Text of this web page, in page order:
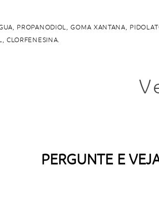
PROPANODIOL, GOMA XANTANA,
CLORFENESINA.
PERGUNTE E